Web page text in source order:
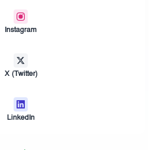
Instagram
X (Twitter)
LinkedIn